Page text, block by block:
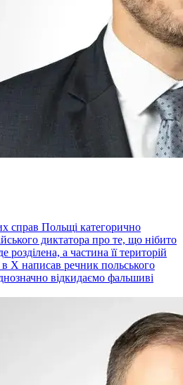
справ Польщі категорично
диктатора про те, що нібито
розділена, а частина її територій
Х написав речник польського
відкидаємо фальшиві